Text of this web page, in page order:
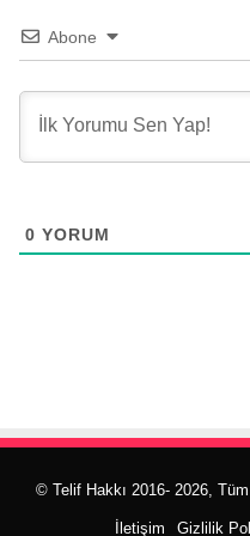
Abone
0 YORUM
© Telif Hakkı 2016- 2026,
İletişim Gizlilik